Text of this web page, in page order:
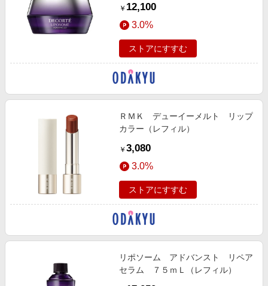
￥ 12,100
3.0%
ストアにすすむ
ＲＭＫ デューイーメルト リップ
カラー（レフィル）
￥ 3,080
3.0%
ストアにすすむ
リポソーム アドバンスト リペア
セラム ７５ｍＬ（レフィル）